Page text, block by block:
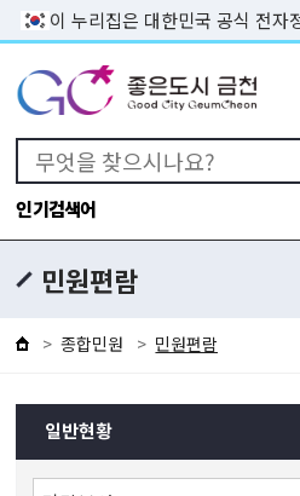
본문 바로
이 누리집은 대한민국 공식 전자
인기검색어
민원편람
종합민원 민원편람
일반현황